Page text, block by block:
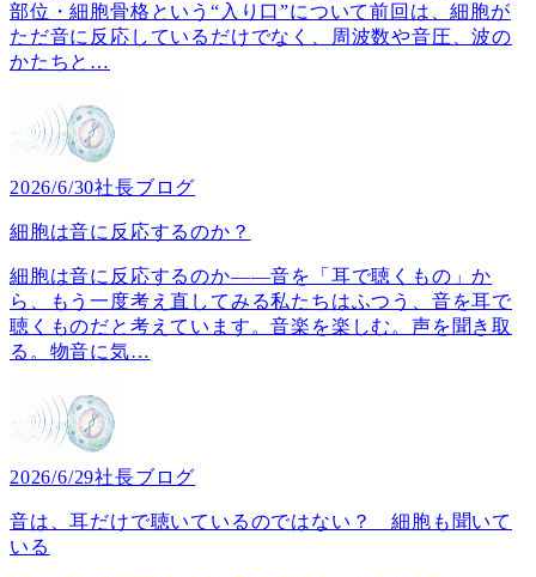
部位・細胞骨格という“入り口”について前回は、細胞が
ただ音に反応しているだけでなく、周波数や音圧、波の
かたちと …
2026/6/30社長ブログ
細胞は音に反応するのか？
細胞は音に反応するのか――音を「耳で聴くもの」か
ら、もう一度考え直してみる私たちはふつう、音を耳で
聴くものだと考えています。音楽を楽しむ。声を聞き取
る。物音に気…
2026/6/29社長ブログ
音は、耳だけで聴いているのではない？ 細胞も聞いて
いる